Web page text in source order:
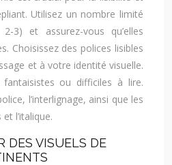
Utilisez un nombre limité
3) et assurez-vous qu’elles
Choisissez des polices lisibles
et à votre identité visuelle.
ou difficiles à lire.
l’interlignage, ainsi que les
l’italique.
DES VISUELS DE